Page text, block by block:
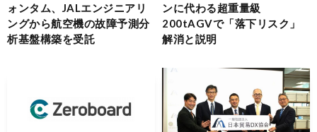
ォンタム、JALエンジニアリ
ングから航空機の故障予測分
析基盤構築を受託
ンに代わる超重量級
200tAGVで「落下リスク」
解消と説明